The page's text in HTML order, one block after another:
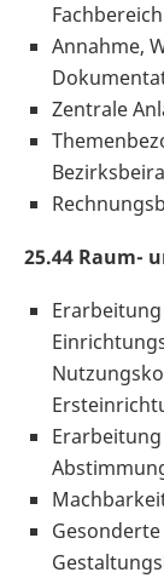
Annahme,
Zentrale
25.44 Raum-